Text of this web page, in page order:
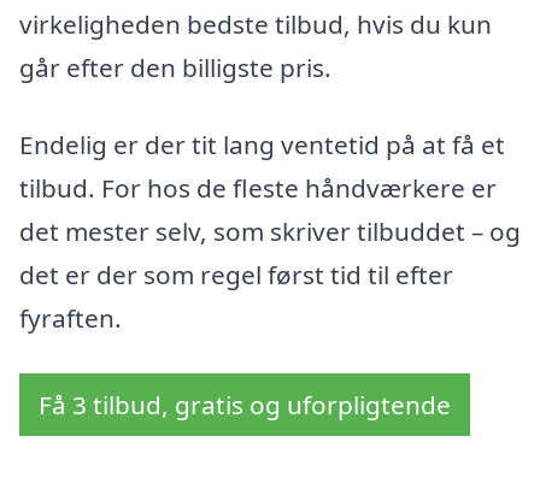
virkeligheden bedste tilbud, hvis du kun
går efter den billigste pris.
Endelig er der tit lang ventetid på at få et
tilbud. For hos de fleste håndværkere er
det mester selv, som skriver tilbuddet – og
det er der som regel først tid til efter
fyraften.
Få 3 tilbud, gratis og uforpligtende